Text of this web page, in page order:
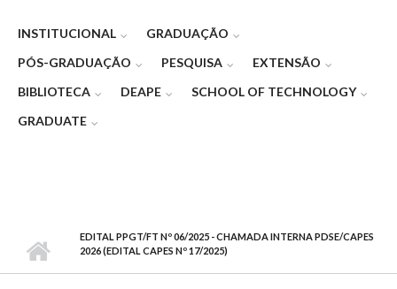
INSTITUCIONAL
GRADUAÇÃO
PÓS-GRADUAÇÃO
PESQUISA
EXTENSÃO
BIBLIOTECA
DEAPE
SCHOOL OF TECHNOLOGY
GRADUATE
EDITAL PPGT/FT Nº 06/2025 - CHAMADA INTERNA PDSE/CAPES
2026 (EDITAL CAPES Nº 17/2025)